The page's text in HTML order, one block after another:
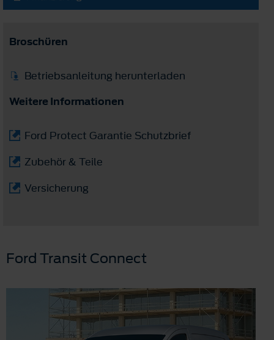
Broschüren
Betriebsanleitung herunterladen
Weitere Informationen
Ford Protect Garantie Schutzbrief
Zubehör & Teile
Versicherung
Ford Transit Connect